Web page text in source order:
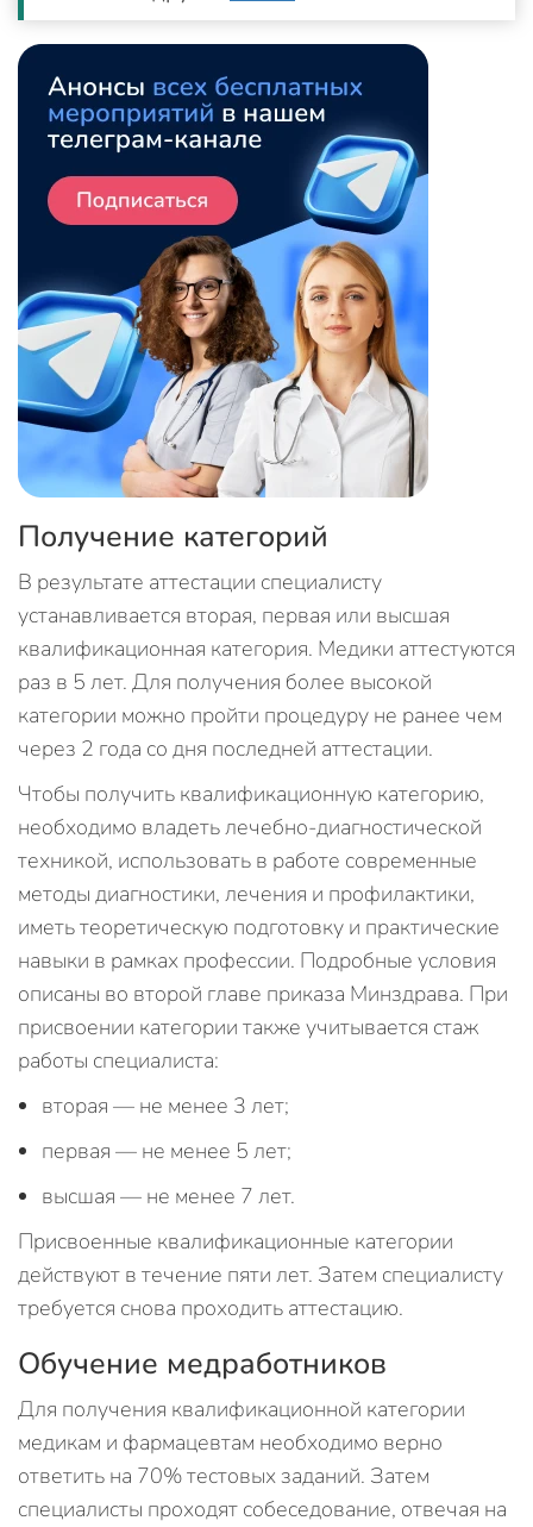
Получение категорий
В результате аттестации специалисту
устанавливается вторая, первая или высшая
квалификационная категория. Медики аттестуются
раз в 5 лет. Для получения более высокой
категории можно пройти процедуру не ранее чем
через 2 года со дня последней аттестации.
Чтобы получить квалификационную категорию,
необходимо владеть лечебно-диагностической
техникой, использовать в работе современные
методы диагностики, лечения и профилактики,
иметь теоретическую подготовку и практические
навыки в рамках профессии. Подробные условия
описаны во второй главе приказа Минздрава. При
присвоении категории также учитывается стаж
работы специалиста:
вторая — не менее 3 лет;
первая — не менее 5 лет;
высшая — не менее 7 лет.
Присвоенные квалификационные категории
действуют в течение пяти лет. Затем специалисту
требуется снова проходить аттестацию.
Обучение медработников
Для получения квалификационной категории
медикам и фармацевтам необходимо верно
ответить на 70% тестовых заданий. Затем
специалисты проходят собеседование, отвечая на